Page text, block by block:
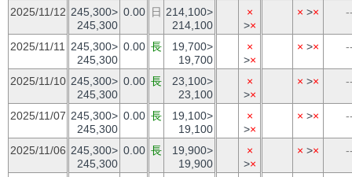
2025/11/12 245,300>
245,300
0.00 日 214,100>
214,100
×
>×
× >×
2025/11/11
245,300>
245,300
0.00 長
19,700>
19,700
×
>×
× >×
2025/11/10 245,300>
245,300
0.00 長
23,100>
23,100
×
>×
× >×
2025/11/07 245,300>
245,300
0.00 長
19,100>
19,100
×
>×
× >×
2025/11/06 245,300>
245,300
0.00 長
19,900>
19,900
×
>×
× >×